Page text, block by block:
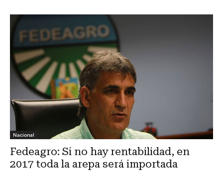
Nacional
Fedeagro: Si no hay rentabilidad, en
2017 toda la arepa será importada